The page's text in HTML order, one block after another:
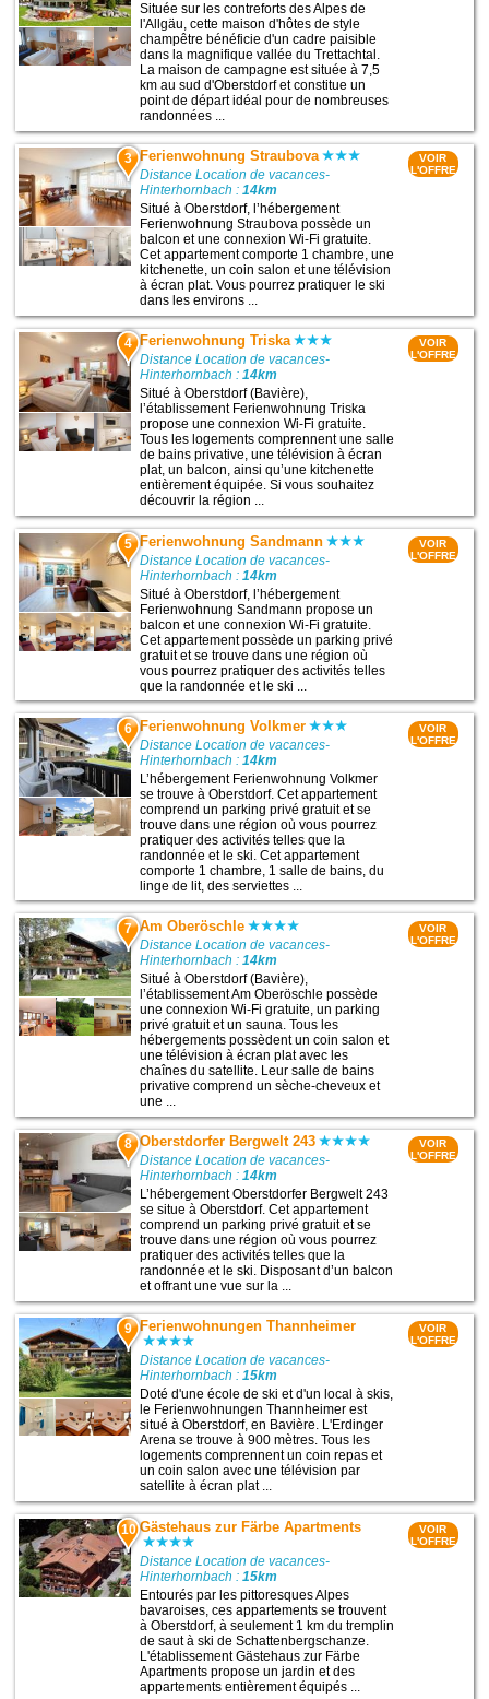
Située sur les contreforts des Alpes de
l'Allgäu, cette maison d'hôtes de style
champêtre bénéficie d'un cadre paisible
dans la magnifique vallée du Trettachtal.
La maison de campagne est située à 7,5
km au sud d'Oberstdorf et constitue un
point de départ idéal pour de nombreuses
randonnées ...
3 Ferienwohnung Straubova
Distance Location de vacances-
Hinterhornbach :14km
Situé à Oberstdorf, l’hébergement
Ferienwohnung Straubova possède un
balcon et une connexion Wi-Fi gratuite.
Cet appartement comporte 1 chambre, une
kitchenette, un coin salon et une télévision
à écran plat. Vous pourrez pratiquer le ski
dans les environs ...
VOIR
L'OFFRE
4 Ferienwohnung Triska
Distance Location de vacances-
Hinterhornbach :14km
Situé à Oberstdorf (Bavière),
l’établissement Ferienwohnung Triska
propose une connexion Wi-Fi gratuite.
Tous les logements comprennent une salle
de bains privative, une télévision à écran
plat, un balcon, ainsi qu’une kitchenette
entièrement équipée. Si vous souhaitez
découvrir la région ...
VOIR
L'OFFRE
5 Ferienwohnung Sandmann
Distance Location de vacances-
Hinterhornbach :14km
Situé à Oberstdorf, l’hébergement
Ferienwohnung Sandmann propose un
balcon et une connexion Wi-Fi gratuite.
Cet appartement possède un parking privé
gratuit et se trouve dans une région où
vous pourrez pratiquer des activités telles
que la randonnée et le ski ...
VOIR
L'OFFRE
6 Ferienwohnung Volkmer
Distance Location de vacances-
Hinterhornbach :14km
L’hébergement Ferienwohnung Volkmer
se trouve à Oberstdorf. Cet appartement
comprend un parking privé gratuit et se
trouve dans une région où vous pourrez
pratiquer des activités telles que la
randonnée et le ski. Cet appartement
comporte 1 chambre, 1 salle de bains, du
linge de lit, des serviettes ...
VOIR
L'OFFRE
7 Am Oberöschle
Distance Location de vacances-
Hinterhornbach :14km
Situé à Oberstdorf (Bavière),
l’établissement Am Oberöschle possède
une connexion Wi-Fi gratuite, un parking
privé gratuit et un sauna. Tous les
hébergements possèdent un coin salon et
une télévision à écran plat avec les
chaînes du satellite. Leur salle de bains
privative comprend un sèche-cheveux et
une ...
VOIR
L'OFFRE
8 Oberstdorfer Bergwelt 243
Distance Location de vacances-
Hinterhornbach :14km
L’hébergement Oberstdorfer Bergwelt 243
se situe à Oberstdorf. Cet appartement
comprend un parking privé gratuit et se
trouve dans une région où vous pourrez
pratiquer des activités telles que la
randonnée et le ski. Disposant d’un balcon
et offrant une vue sur la ...
VOIR
L'OFFRE
9 Ferienwohnungen Thannheimer
Distance Location de vacances-
Hinterhornbach :15km
Doté d'une école de ski et d'un local à skis,
le Ferienwohnungen Thannheimer est
situé à Oberstdorf, en Bavière. L'Erdinger
Arena se trouve à 900 mètres. Tous les
logements comprennent un coin repas et
un coin salon avec une télévision par
satellite à écran plat ...
VOIR
L'OFFRE
10 Gästehaus zur Färbe Apartments
Distance Location de vacances-
Hinterhornbach :15km
Entourés par les pittoresques Alpes
bavaroises, ces appartements se trouvent
à Oberstdorf, à seulement 1 km du tremplin
de saut à ski de Schattenbergschanze.
L'établissement Gästehaus zur Färbe
Apartments propose un jardin et des
appartements entièrement équipés ...
VOIR
L'OFFRE